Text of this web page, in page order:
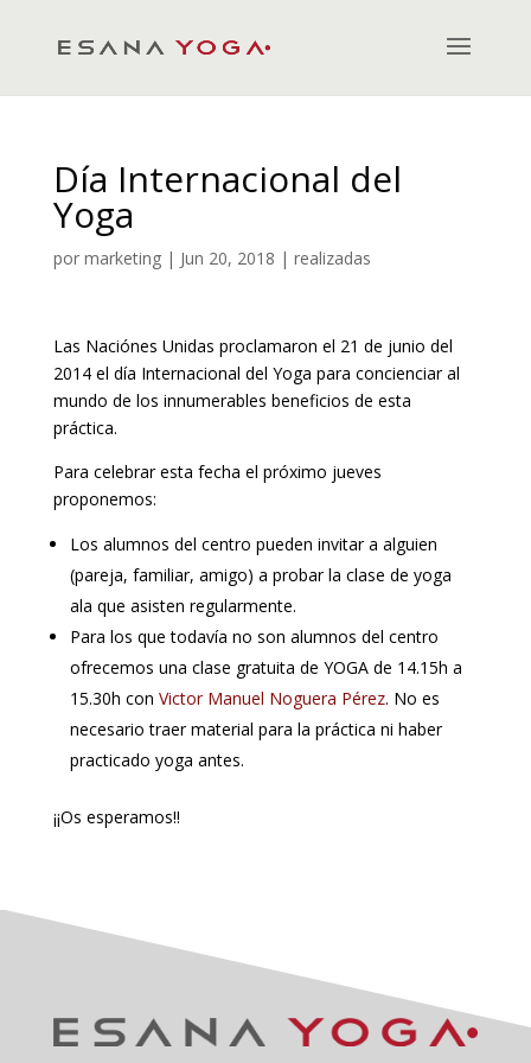
Día Internacional del
Yoga
por marketing| Jun 20, 2018 | realizadas
Las Naciónes Unidas proclamaron el 21 de junio del
2014 el día Internacional del Yoga para concienciar al
mundo de los innumerables beneficios de esta
práctica.
Para celebrar esta fecha el próximo jueves
proponemos:
Los alumnos del centro pueden invitar a alguien
(pareja, familiar, amigo) a probar la clase de yoga
ala que asisten regularmente.
Para los que todavía no son alumnos del centro
ofrecemos una clase gratuita de YOGA de 14.15h a
15.30h con Victor Manuel Noguera Pérez. No es
necesario traer material para la práctica ni haber
practicado yoga antes.
¡¡Os esperamos!!